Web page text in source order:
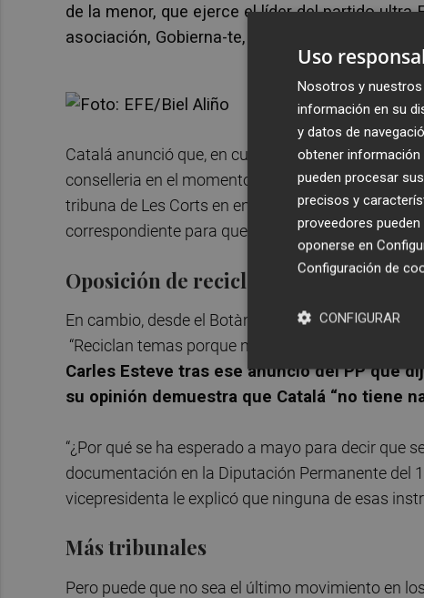
de la menor, que ejerce el líder del partido ultra
asociación, Gobierna-te, del mismo espectro.
Catalá anunció que, en cualquier caso,
conselleria en el momento que se denunciaron
tribuna de Les Corts en enero y que establecía la
correspondiente para que "de forma inmediata"
Oposición de reciclaje
En cambio, desde el Botànic creen que la
“Reciclan temas porque no tienen nada más que
Carles Esteve tras ese anuncio del PP que
su opinión demuestra que Catalá “no tiene
“¿Por qué se ha esperado a mayo para decir que
documentación en la Diputación Permanente del
vicepresidenta le explicó que ninguna de esas
Más tribunales
Pero puede que no sea el último movimiento en
Uso
Nosotros y
información en su
y datos de
obtener información
pueden procesar
precisos y
proveedores
oponerse en
Configuración de
CONFIGURAR